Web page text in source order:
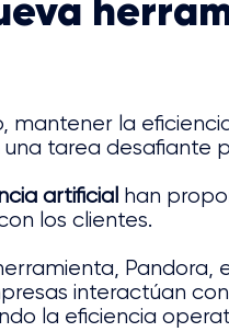
mantener la
tarea desafiante
artificial han
los clientes.
Pandora,
interactúan
la eficiencia